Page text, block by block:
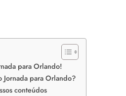
para Orlando!
Jornada para Orlando?
conteúdos